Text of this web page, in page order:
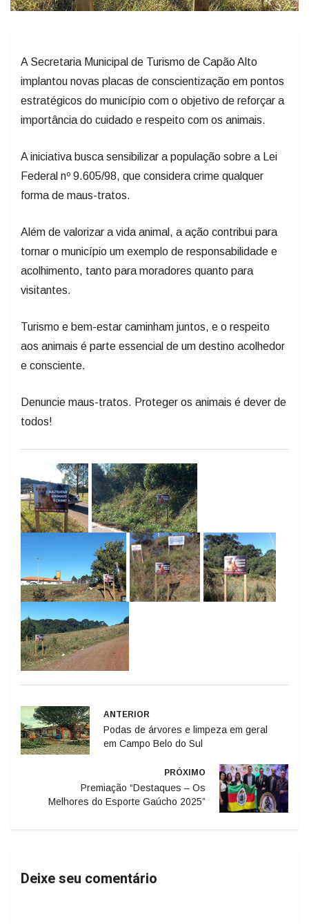
A Secretaria Municipal de Turismo de Capão Alto
implantou novas placas de conscientização em pontos
estratégicos do município com o objetivo de reforçar a
importância do cuidado e respeito com os animais.
A iniciativa busca sensibilizar a população sobre a Lei
Federal nº 9.605/98, que considera crime qualquer
forma de maus-tratos.
Além de valorizar a vida animal, a ação contribui para
tornar o município um exemplo de responsabilidade e
acolhimento, tanto para moradores quanto para
visitantes.
Turismo e bem-estar caminham juntos, e o respeito
aos animais é parte essencial de um destino acolhedor
e consciente.
Denuncie maus-tratos. Proteger os animais é dever de
todos!
ANTERIOR
Podas de árvores e limpeza em geral
em Campo Belo do Sul
PRÓXIMO
Premiação “Destaques – Os
Melhores do Esporte Gaúcho 2025”
Deixe seu comentário